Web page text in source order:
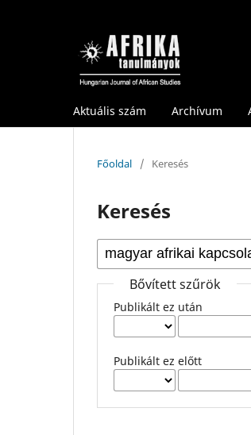
Aktuális szám Archívum
Főoldal / Keresés
Keresés
Bővített szűrök
Publikált ez után
Publikált ez előtt